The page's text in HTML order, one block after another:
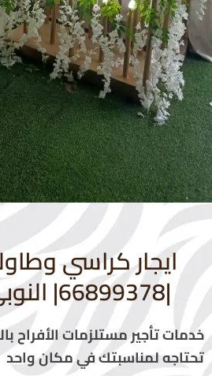
ايجار كراسي
|66899378| النوبي للحفلات
خدمات تأجير مستلزمات الأفراح
تحتاجه لمناسبتك في مكان واحد